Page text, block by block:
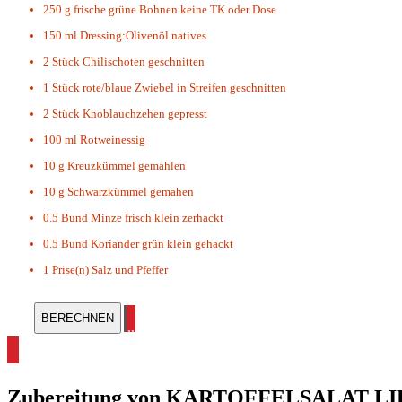
250 g frische grüne Bohnen keine TK oder Dose
150 ml Dressing:Olivenöl natives
2 Stück Chilischoten geschnitten
1 Stück rote/blaue Zwiebel in Streifen geschnitten
2 Stück Knoblauchzehen gepresst
100 ml Rotweinessig
10 g Kreuzkümmel gemahlen
10 g Schwarzkümmel gemahen
0.5 Bund Minze frisch klein zerhackt
0.5 Bund Koriander grün klein gehackt
1 Prise(n) Salz und Pfeffer
alle Kartoffel Rezepte ansehen